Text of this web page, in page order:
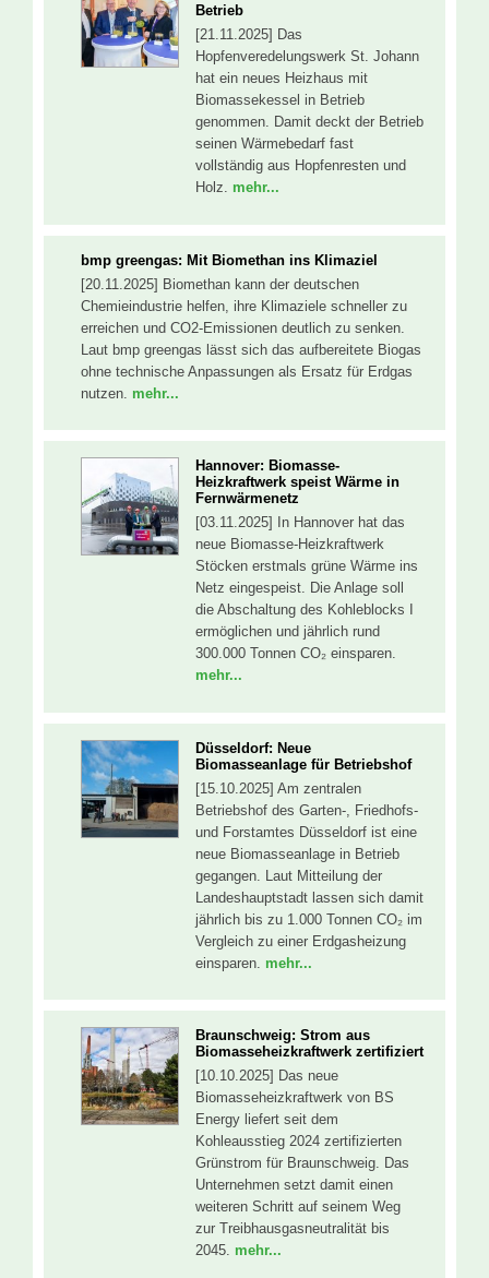
Betrieb
[21.11.2025] Das
Hopfenveredelungswerk St. Johann
hat ein neues Heizhaus mit
Biomassekessel in Betrieb
genommen. Damit deckt der Betrieb
seinen Wärmebedarf fast
vollständig aus Hopfenresten und
Holz. mehr...
bmp greengas: Mit Biomethan ins Klimaziel
[20.11.2025] Biomethan kann der deutschen
Chemieindustrie helfen, ihre Klimaziele schneller zu
erreichen und CO2-Emissionen deutlich zu senken.
Laut bmp greengas lässt sich das aufbereitete Biogas
ohne technische Anpassungen als Ersatz für Erdgas
nutzen. mehr...
Hannover: Biomasse-
Heizkraftwerk speist Wärme in
Fernwärmenetz
[03.11.2025] In Hannover hat das
neue Biomasse-Heizkraftwerk
Stöcken erstmals grüne Wärme ins
Netz eingespeist. Die Anlage soll
die Abschaltung des Kohleblocks I
ermöglichen und jährlich rund
300.000 Tonnen CO₂ einsparen.
mehr...
Düsseldorf: Neue
Biomasseanlage für Betriebshof
[15.10.2025] Am zentralen
Betriebshof des Garten-, Friedhofs-
und Forstamtes Düsseldorf ist eine
neue Biomasseanlage in Betrieb
gegangen. Laut Mitteilung der
Landeshauptstadt lassen sich damit
jährlich bis zu 1.000 Tonnen CO₂ im
Vergleich zu einer Erdgasheizung
einsparen. mehr...
Braunschweig: Strom aus
Biomasseheizkraftwerk zertifiziert
[10.10.2025] Das neue
Biomasseheizkraftwerk von BS
Energy liefert seit dem
Kohleausstieg 2024 zertifizierten
Grünstrom für Braunschweig. Das
Unternehmen setzt damit einen
weiteren Schritt auf seinem Weg
zur Treibhausgasneutralität bis
2045. mehr...